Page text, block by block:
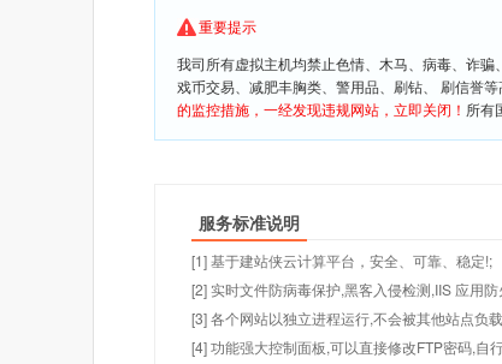
重要提示
我司所有虚拟主机均禁止色情、木马、病毒、诈
戏币交易、减肥丰胸类、警用品、刷钻、 刷信誉
的监控措施，一经发现违规网站，立即关闭！ 所有
服务标准说明
[1] 基于建站侠云计算平台，安全、可靠、稳定!;
[2] 实时文件防病毒保护,黑客入侵检测,IIS 应用
[3] 各个网站以独立进程运行,不会被其他站点负
[4] 功能强大控制面板,可以直接修改FTP密码,自